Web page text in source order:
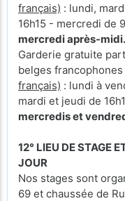
français) : lundi,
16h15 - mercredi de
mercredi après-midi.
Garderie gratuite
belges francophones
français) : lundi à
mardi et jeudi de
mercredis et
12° LIEU DE STAGE
JOUR
Nos stages sont
69 et chaussée de